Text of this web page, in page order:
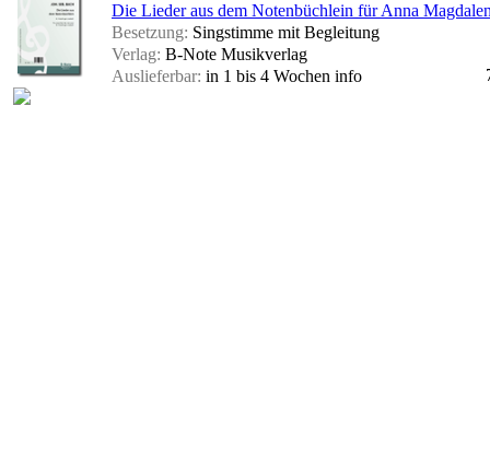
Die Lieder aus dem Notenbüchlein für Anna
Besetzung: Singstimme mit Begleitung
Verlag: B-Note Musikverlag
Auslieferbar: in 1 bis 4 Wochen info